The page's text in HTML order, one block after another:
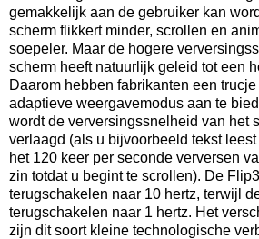
gemakkelijk aan de gebruiker kan
scherm flikkert minder, scrollen en
soepeler. Maar de hogere
scherm heeft natuurlijk geleid tot een
Daarom hebben fabrikanten een
adaptieve weergavemodus aan te
wordt de verversingssnelheid van het
verlaagd (als u bijvoorbeeld tekst
het 120 keer per seconde verversen
zin totdat u begint te scrollen). De
terugschakelen naar 10 hertz, terwijl
terugschakelen naar 1 hertz. Het
zijn dit soort kleine technologische